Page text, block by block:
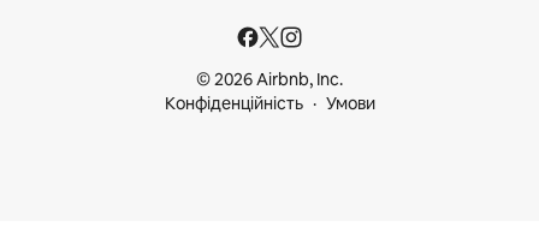
© 2026 Airbnb, Inc.
Конфіденційність
Умови